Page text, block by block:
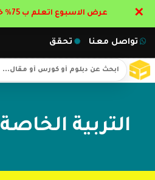
تواصل معنا تحقق
التربية الخاصة
عرض الاسبوع اتعلم ب 75% خصم : احجز مقعدك الان ✕